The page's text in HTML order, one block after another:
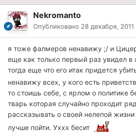
Nekromanto
Опубликовано 28 декабря, 2011
я тоже фалмеров ненавижу ;/ и
еще как только первый раз увидел в
тогда еще что его итак придется
ненавижу всех, у кого есть
то стоишь себе, с ярлом о политике
тварь которая случайно проходит
рассказывать о своей нелепой
лучше пойти. Уххх бесит